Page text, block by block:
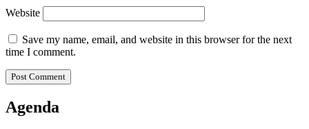
Website
Save my name, email, and website in this browser for the next
time I comment.
Agenda